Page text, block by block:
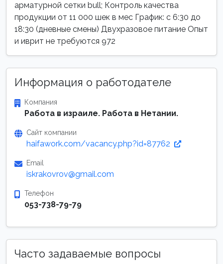
арматурной сетки bull; Контроль качества
продукции от 11 000 шек в мес График: с 6:30 до
18:30 (дневные смены) Двухразовое питание Опыт
и иврит не требуются 972
Информация о работодателе
Компания
Работа в израиле. Работа в Нетании.
Сайт компании
haifawork.com/vacancy.php?id=87762
Email
iskrakovrov@gmail.com
Телефон
053-738-79-79
Часто задаваемые вопросы